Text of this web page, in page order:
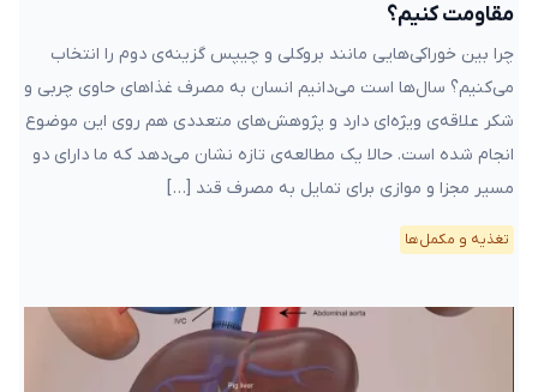
مقاومت کنیم؟
چرا بین خوراکی‌هایی مانند بروکلی و چیپس گزینه‌‌ی دوم را انتخاب
می‌کنیم؟ سال‌ها است می‌دانیم انسان به مصرف غذاهای حاوی چربی و
شکر علاقه‌ی ویژه‌ای دارد و پژوهش‌های متعددی هم روی این موضوع
انجام شده است. حالا یک مطالعه‌ی تازه نشان می‌دهد که ما دارای دو
مسیر مجزا و موازی برای تمایل به مصرف قند […]
تغذیه و مکمل‌ها